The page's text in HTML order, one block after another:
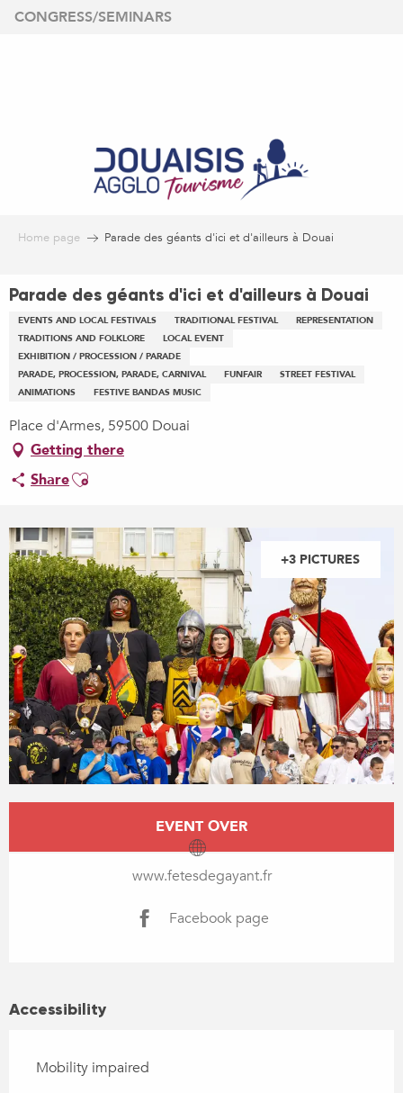
Aller
CONGRESS/SEMINARS
Home page Parade des géants d'ici et d'ailleurs à Douai
Parade des géants d'ici et d'ailleurs à Douai
EVENTS AND LOCAL FESTIVALS TRADITIONAL FESTIVAL
REPRESENTATION
TRADITIONS AND FOLKLORE
LOCAL EVENT
EXHIBITION / PROCESSION / PARADE
PARADE, PROCESSION, PARADE, CARNIVAL
FUNFAIR
STREET FESTIVAL
ANIMATIONS
FESTIVE BANDAS MUSIC
Place d'Armes, 59500 Douai
Getting there
ShareAjouter aux favoris
+3 PICTURES
Opening hours & contact details
EVENT OVER
www.fetesdegayant.fr
Facebook page
Accessibility
Mobility impaired